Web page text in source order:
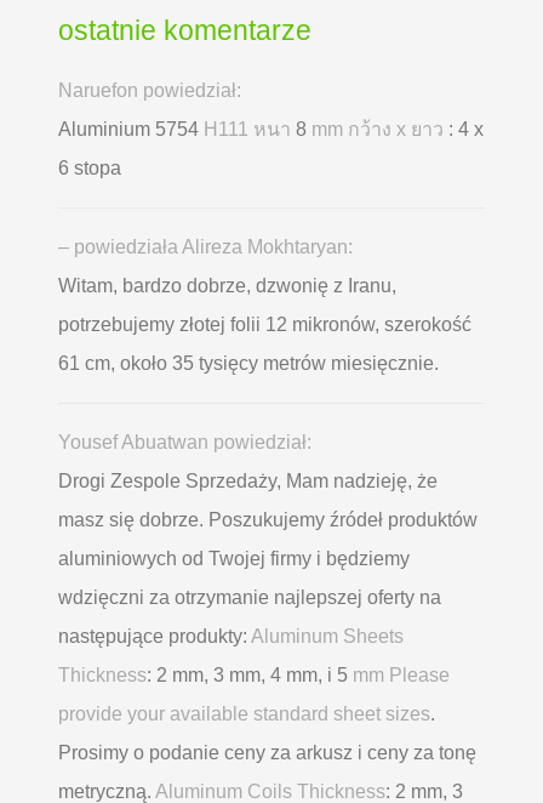
ostatnie komentarze
Naruefon powiedział:
Aluminium 5754 H111 หนา 8 mm กว้าง x ยาว : 4 x
6 stopa
– powiedziała Alireza Mokhtaryan:
Witam, bardzo dobrze, dzwonię z Iranu,
potrzebujemy złotej folii 12 mikronów, szerokość
61 cm, około 35 tysięcy metrów miesięcznie.
Yousef Abuatwan powiedział:
Drogi Zespole Sprzedaży, Mam nadzieję, że
masz się dobrze. Poszukujemy źródeł produktów
aluminiowych od Twojej firmy i będziemy
wdzięczni za otrzymanie najlepszej oferty na
następujące produkty: Aluminum Sheets
Thickness: 2 mm, 3 mm, 4 mm, i 5 mm Please
provide your available standard sheet sizes.
Prosimy o podanie ceny za arkusz i ceny za tonę
metryczną. Aluminum Coils Thickness: 2 mm, 3